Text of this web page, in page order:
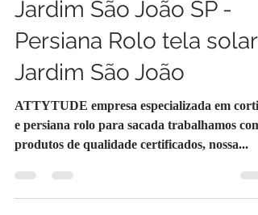
Cortina Rolo tela solar
Jardim São João SP -
Persiana Rolo tela solar
Jardim São João
ATTYTUDE empresa especializada em
produtos de qualidade certificados, nossa...